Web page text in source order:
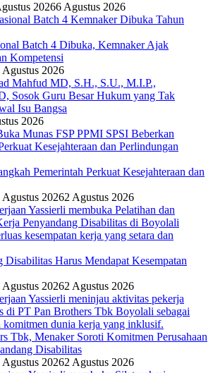
20266 Agustus 2026
Batch 4 Dibuka, Kemnaker Ajak
Kompetensi
Agustus 2026
Sosok Guru Besar Hukum yang Tak
Isu Bangsa
2026
Pemerintah Perkuat Kesejahteraan dan
Agustus 20262 Agustus 2026
Disabilitas Harus Mendapat Kesempatan
Agustus 20262 Agustus 2026
Tbk, Menaker Soroti Komitmen Perusahaan
Disabilitas
Agustus 20262 Agustus 2026